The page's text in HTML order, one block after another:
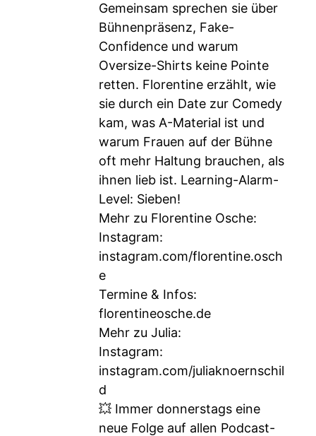
Gemeinsam sprechen sie über
Bühnenpräsenz, Fake-
Confidence und warum
Oversize-Shirts keine Pointe
retten. Florentine erzählt, wie
sie durch ein Date zur Comedy
kam, was A-Material ist und
warum Frauen auf der Bühne
oft mehr Haltung brauchen, als
ihnen lieb ist. Learning-Alarm-
Level: Sieben!
Mehr zu Florentine Osche:
Instagram:
instagram.com/florentine.osch
e
Termine & Infos:
florentineosche.de
Mehr zu Julia:
Instagram:
instagram.com/juliaknoernschil
d
💥 Immer donnerstags eine
neue Folge auf allen Podcast-